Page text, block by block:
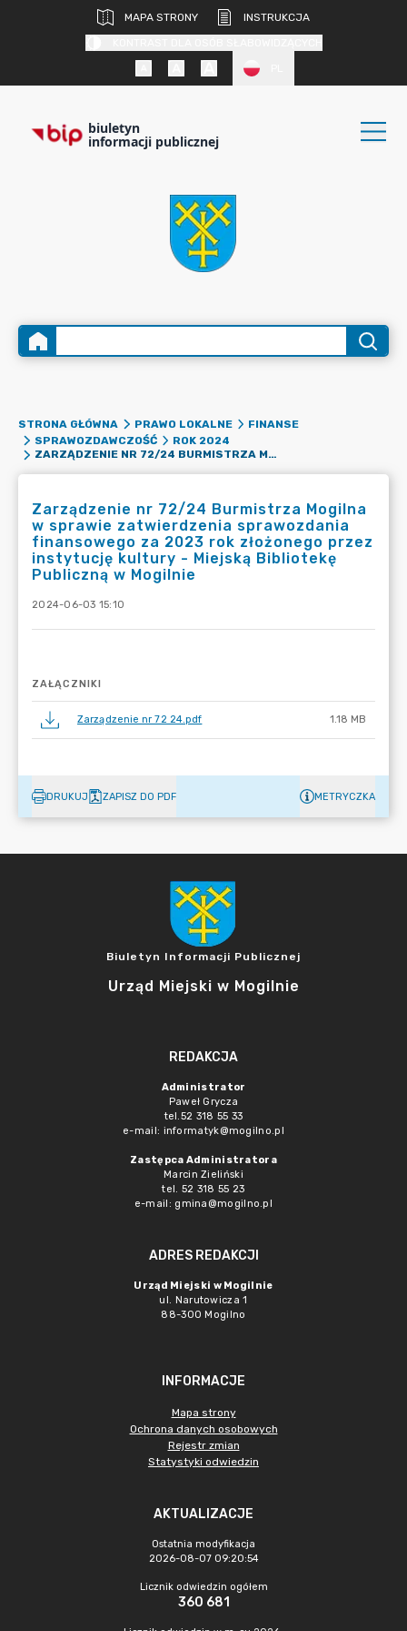
MAPA STRONY
INSTRUKCJA
biuletyn
informacji publicznej
STRONA GŁÓWNA PRAWO LOKALNE
FINANSE
SPRAWOZDAWCZOŚĆ
ROK 2024
ZARZĄDZENIE NR 72/24 BURMISTRZA MOGILNA W SPRAWIE ZATWIERDZENIA SPRAWOZDANIA FINANSOWEGO ZA 2023 ROK ZŁOŻONEGO PRZEZ INSTYTUCJĘ KULTURY - MIEJSKĄ BIBLIOTEKĘ PUBLICZNĄ W MOGILNIE
Zarządzenie nr 72/24 Burmistrza Mogilna
w sprawie zatwierdzenia sprawozdania
finansowego za 2023 rok złożonego przez
instytucję kultury - Miejską Bibliotekę
Publiczną w Mogilnie
2024-06-03 15:10
ZAŁĄCZNIKI
Zarządzenie nr 72 24.pdf 1.18 MB
DRUKUJ ZAPISZ DO PDF METRYCZKA
Biuletyn Informacji Publicznej
Urząd Miejski w Mogilnie
REDAKCJA
Administrator
Paweł Grycza
tel.52 318 55 33
e-mail: informatyk@mogilno.pl
Zastępca Administratora
Marcin Zieliński
tel. 52 318 55 23
e-mail: gmina@mogilno.pl
ADRES REDAKCJI
Urząd Miejski w Mogilnie
ul. Narutowicza 1
88-300 Mogilno
INFORMACJE
Mapa strony
Ochrona danych osobowych
Rejestr zmian
Statystyki odwiedzin
AKTUALIZACJE
Ostatnia modyfikacja
2026-08-07 09:20:54
Licznik odwiedzin ogółem
360 681